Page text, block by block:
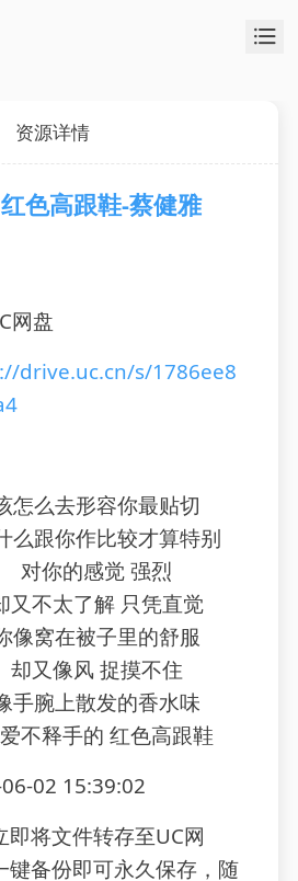
资源详情
红色高跟鞋-蔡健雅
网盘
drive.uc.cn/s/1786ee8
怎么去形容你最贴切
么跟你作比较才算特别
对你的感觉 强烈
又不太了解 只凭直觉
像窝在被子里的舒服
却又像风 捉摸不住
手腕上散发的香水味
不释手的 红色高跟鞋
02 15:39:02
即将文件转存至UC网
键备份即可永久保存，随